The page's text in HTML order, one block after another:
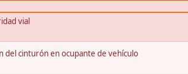
vial
del cinturón en ocupante de vehículo